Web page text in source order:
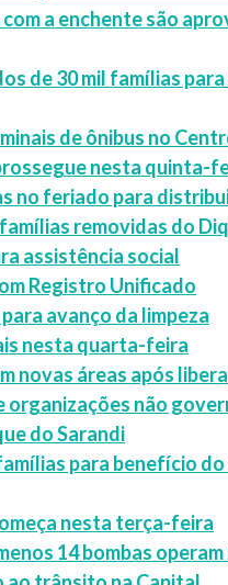
a enchente são
de 30 mil famílias
de ônibus no
nesta quinta-
no feriado para
removidas do
assistência social
Registro Unificado
avanço da limpeza
nesta quarta-feira
novas áreas após
organizações não
do Sarandi
para benefício
nesta terça-feira
14 bombas